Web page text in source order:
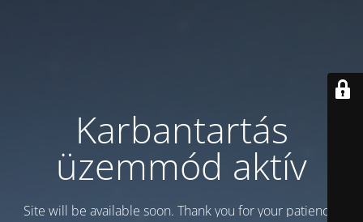
Karbantartás
üzemmód aktív
Site will be available soon. Thank you for your patience!